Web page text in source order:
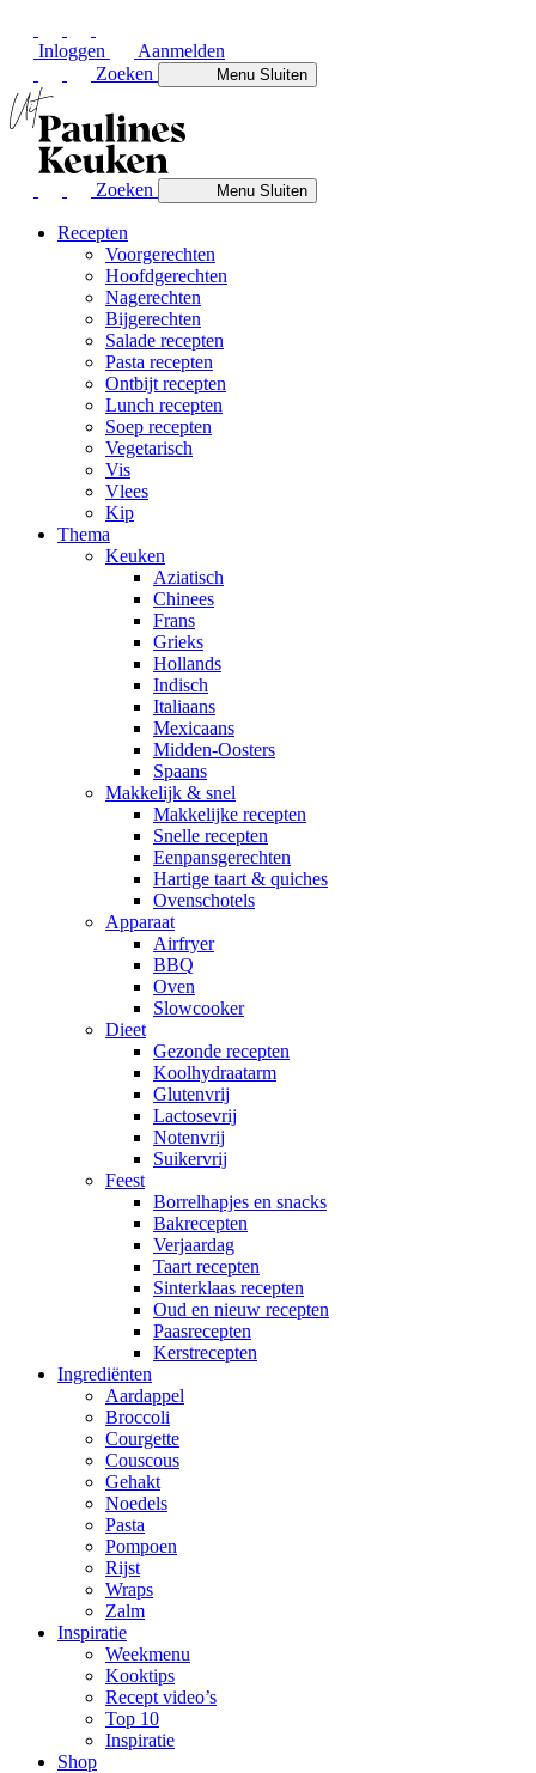
Inloggen
Aanmelden
Zoeken
MenuSluiten
Zoeken MenuSluiten
Recepten
Voorgerechten
Hoofdgerechten
Nagerechten
Bijgerechten
Salade recepten
Pasta recepten
Ontbijt recepten
Lunch recepten
Soep recepten
Vegetarisch
Vis
Vlees
Kip
Thema
Keuken
Aziatisch
Chinees
Frans
Grieks
Hollands
Indisch
Italiaans
Mexicaans
Midden-Oosters
Spaans
Makkelijk & snel
Makkelijke recepten
Snelle recepten
Eenpansgerechten
Hartige taart & quiches
Ovenschotels
Apparaat
Airfryer
BBQ
Oven
Slowcooker
Dieet
Gezonde recepten
Koolhydraatarm
Glutenvrij
Lactosevrij
Notenvrij
Suikervrij
Feest
Borrelhapjes en snacks
Bakrecepten
Verjaardag
Taart recepten
Sinterklaas recepten
Oud en nieuw recepten
Paasrecepten
Kerstrecepten
Ingrediënten
Aardappel
Broccoli
Courgette
Couscous
Gehakt
Noedels
Pasta
Pompoen
Rijst
Wraps
Zalm
Inspiratie
Weekmenu
Kooktips
Recept video’s
Top 10
Inspiratie
Shop